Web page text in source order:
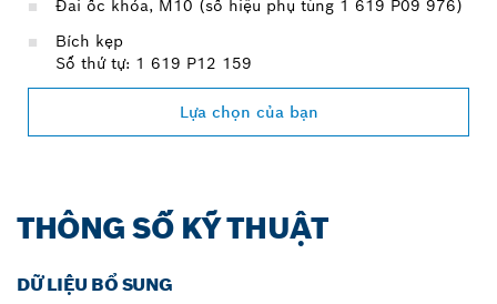
Đai ốc khóa, M10 (số hiệu phụ tùng 1 619 P09 976)
Bích kẹp
Số thứ tự: 1 619 P12 159
Lựa chọn của bạn
THÔNG SỐ KỸ THUẬT
DỮ LIỆU BỔ SUNG